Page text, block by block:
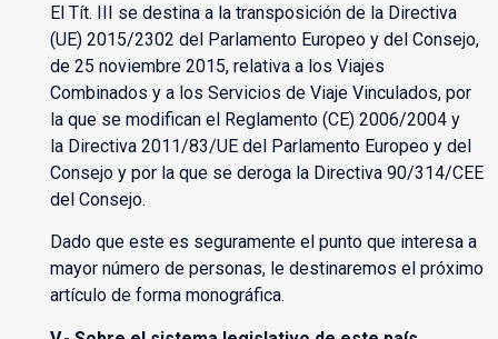
El Tít. III se destina a la transposición de la Directiva
(UE) 2015/2302 del Parlamento Europeo y del Consejo,
de 25 noviembre 2015, relativa a los Viajes
Combinados y a los Servicios de Viaje Vinculados, por
la que se modifican el Reglamento (CE) 2006/2004 y
la Directiva 2011/83/UE del Parlamento Europeo y del
Consejo y por la que se deroga la Directiva 90/314/CEE
del Consejo.
Dado que este es seguramente el punto que interesa a
mayor número de personas, le destinaremos el próximo
artículo de forma monográfica.